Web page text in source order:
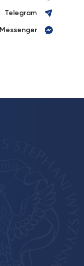
Telegram
Messenger